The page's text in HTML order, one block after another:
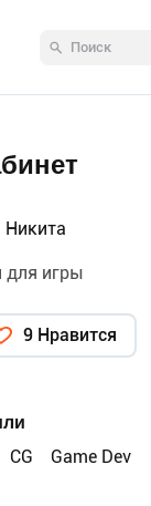
Никита
для игры
9 Нравится
CG Game Dev